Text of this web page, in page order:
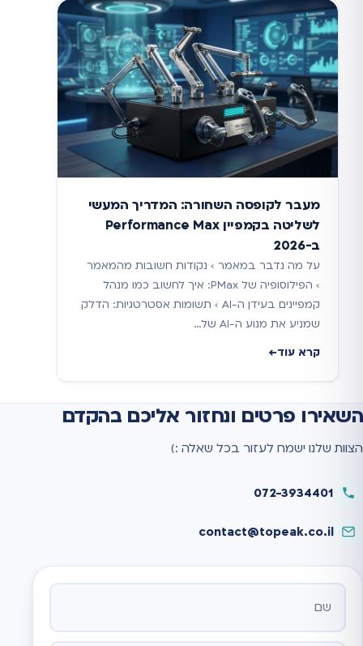
מעבר לקופסה השחורה: המדריך המעשי
לשליטה בקמפיין Performance Max
ב-2026
על מה נדבר במאמר › נקודות חשובות מהמאמר
› הפילוסופיה של PMax: איך לחשוב כמו מנהל
קמפיינים בעידן ה-AI › תשומות אסטרטגיות: הדלק
שמניע את מנוע ה-AI של…
קרא עוד
השאירו פרטים ונחזור אליכם בהקדם
הצוות שלנו ישמח לעזור בכל שאלה :)
072-3934401
contact@topeak.co.il
אתר